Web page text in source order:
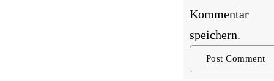
Kommentar
speichern.